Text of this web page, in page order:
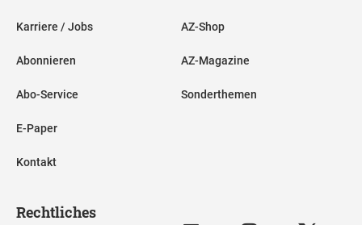
Karriere / Jobs
Abonnieren
Abo-Service
E-Paper
Kontakt
AZ-Shop
AZ-Magazine
Sonderthemen
Rechtliches